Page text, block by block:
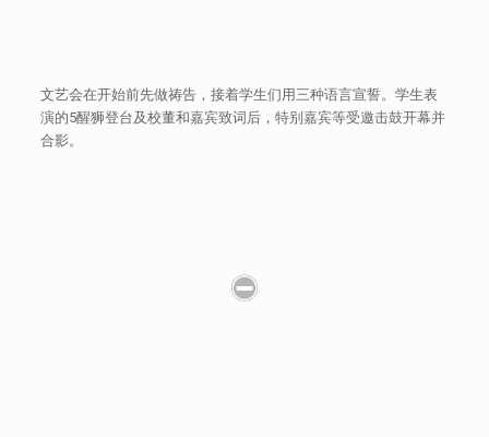
文艺会在开始前先做祷告，接着学生们用三种语言宣誓。学生表
演的5醒狮登台及校董和嘉宾致词后，特别嘉宾等受邀击鼓开幕并
合影。